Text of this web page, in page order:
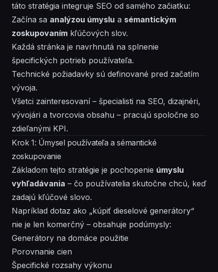
táto stratégia integruje SEO od samého začiatku:
Začína sa analýzou úmyslu a sémantickým
zoskupovaním kľúčových slov.
Každá stránka je navrhnutá na splnenie
špecifických potrieb používateľa.
Technické požiadavky sú definované pred začatím
vývoja.
Všetci zainteresovaní – špecialisti na SEO, dizajnéri,
vývojári a tvorcovia obsahu – pracujú spoločne so
zdieľanými KPI.
Krok 1: Úmysel používateľa a sémantické
zoskupovanie
Základom tejto stratégie je pochopenie úmyslu
vyhľadávania – čo používatelia skutočne chcú, keď
zadajú kľúčové slovo.
Napríklad dotaz ako „kúpiť dieselové generátory“
nie je len komerčný – obsahuje podúmysly:
Generátory na domáce použitie
Porovnanie cien
Špecifické rozsahy výkonu